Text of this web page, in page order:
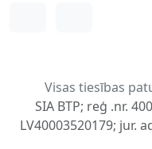
Visas tiesības
SIA BTP; reģ .nr.
LV40003520179; jur.